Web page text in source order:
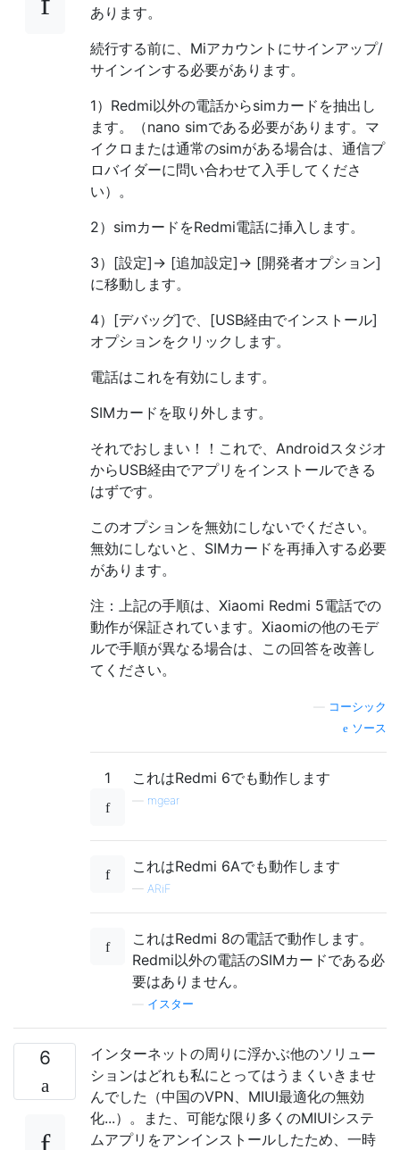
あります。
続行する前に、Miアカウントにサインアップ/
サインインする必要があります。
1）Redmi以外の電話からsimカードを抽出し
ます。（nano simである必要があります。マ
イクロまたは通常のsimがある場合は、通信プ
ロバイダーに問い合わせて入手してくださ
い）。
2）simカードをRedmi電話に挿入します。
3）[設定]-> [追加設定]-> [開発者オプション]
に移動します。
4）[デバッグ]で、[USB経由でインストール]
オプションをクリックします。
電話はこれを有効にします。
SIMカードを取り外します。
それでおしまい！！これで、Androidスタジオ
からUSB経由でアプリをインストールできる
はずです。
このオプションを無効にしないでください。
無効にしないと、SIMカードを再挿入する必要
があります。
注：上記の手順は、Xiaomi Redmi 5電話での
動作が保証されています。Xiaomiの他のモデ
ルで手順が異なる場合は、この回答を改善し
てください。
コーシック
ソース
1 これはRedmi 6でも動作します
mgear
これはRedmi 6Aでも動作します
— ARiF
これはRedmi 8の電話で動作します。
Redmi以外の電話のSIMカードである必
要はありません。
イスター
6
インターネットの周りに浮かぶ他のソリュー
ションはどれも私にとってはうまくいきませ
んでした（中国のVPN、MIUI最適化の無効
化...）。また、可能な限り多くのMIUIシステ
ムアプリをアンインストールしたため、一時